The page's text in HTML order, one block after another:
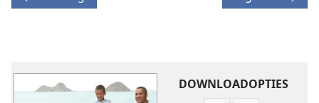
DOWNLOADOPTIES